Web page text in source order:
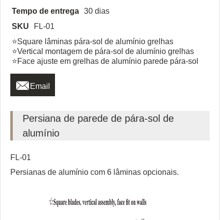
Tempo de entrega 30 dias
SKU
FL-01
⭐Square lâminas pára-sol de alumínio grelhas
⭐Vertical montagem de pára-sol de alumínio grelhas
⭐Face ajuste em grelhas de alumínio parede pára-sol
 Email
Persiana de parede de pára-sol de
alumínio
FL-01
Persianas de alumínio com 6 lâminas opcionais.